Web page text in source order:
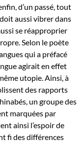
d’un passé, tout
aussi vibrer dans
se réapproprier
Selon le poète
qui a préfacé
agirait en effet
utopie. Ainsi, à
des rapports
un groupe des
marquées par
ainsi l’espoir de
fi des différences